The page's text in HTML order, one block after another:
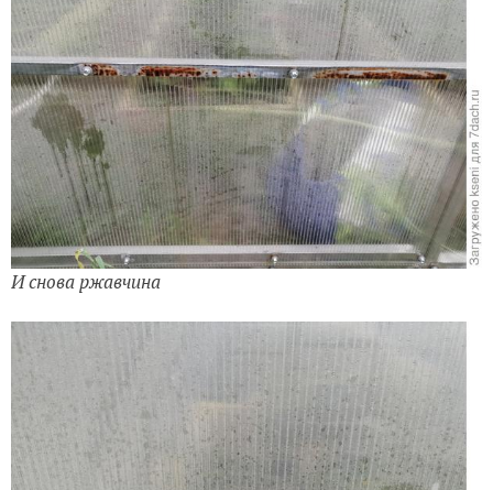
И снова ржавчина